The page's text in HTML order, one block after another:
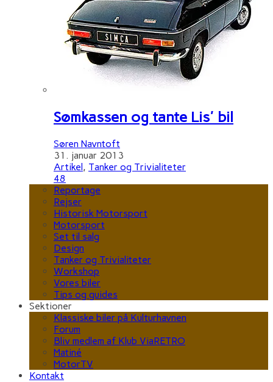
Sømkassen og tante Lis' bil
Søren Navntoft
31. januar 2013
Artikel, Tanker og Trivialiteter
48
Reportage
Rejser
Historisk Motorsport
Motorsport
Set til salg
Design
Tanker og Trivialiteter
Workshop
Vores biler
Tips og guides
Sektioner
Klassiske biler på Kulturhavnen
Forum
Bliv medlem af Klub ViaRETRO
Matiné
MotorTV
Kontakt